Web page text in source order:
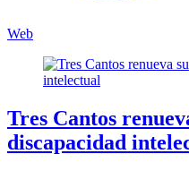
Web
Tres Cantos
discapacidad